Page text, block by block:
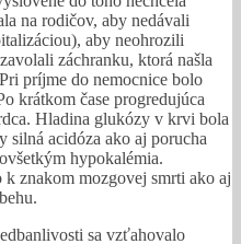
na rodičov, aby nedávali
aby neohrozili
záchranku, ktorá našla
príjme do nemocnice bolo
krátkom čase progredujúca
Hladina glukózy v krvi bola
silná acidóza ako aj porucha
hypokalémia.
znakom mozgovej smrti ako aj
sa vzťahovalo